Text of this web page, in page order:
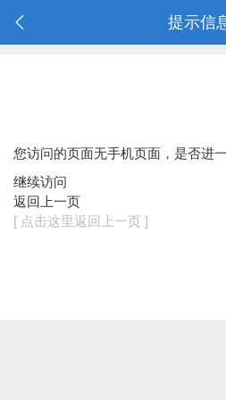
提示信
您访问的页面无手机页面，是否进
继续访问
返回上一页
[ 点击这里返回上一页 ]